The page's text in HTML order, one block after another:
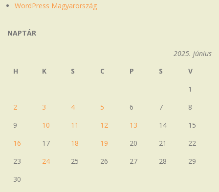
WordPress Magyarország
NAPTÁR
2025. június
H
K S C P S
V
1
2
3 4 5 6 7
8
9
10 11 12 13 14
15
16
17 18 19 20 21
22
23
24 25 26 27 28
29
30